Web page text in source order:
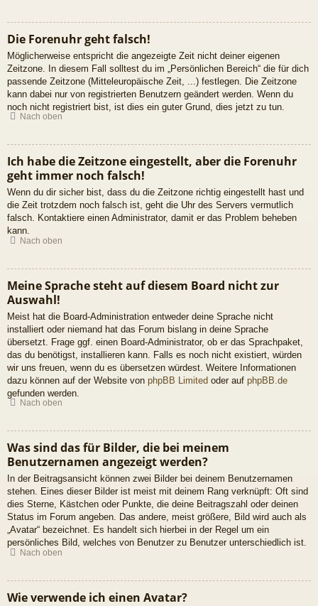
Die Forenuhr geht falsch!
Möglicherweise entspricht die angezeigte Zeit nicht deiner eigenen
Zeitzone. In diesem Fall solltest du im „Persönlichen Bereich“ die für dich
passende Zeitzone (Mitteleuropäische Zeit, ...) festlegen. Die Zeitzone
kann dabei nur von registrierten Benutzern geändert werden. Wenn du
noch nicht registriert bist, ist dies ein guter Grund, dies jetzt zu tun.
Nach oben
Ich habe die Zeitzone eingestellt, aber die Forenuhr
geht immer noch falsch!
Wenn du dir sicher bist, dass du die Zeitzone richtig eingestellt hast und
die Zeit trotzdem noch falsch ist, geht die Uhr des Servers vermutlich
falsch. Kontaktiere einen Administrator, damit er das Problem beheben
kann.
Nach oben
Meine Sprache steht auf diesem Board nicht zur
Auswahl!
Meist hat die Board-Administration entweder deine Sprache nicht
installiert oder niemand hat das Forum bislang in deine Sprache
übersetzt. Frage ggf. einen Board-Administrator, ob er das Sprachpaket,
das du benötigst, installieren kann. Falls es noch nicht existiert, würden
wir uns freuen, wenn du es übersetzen würdest. Weitere Informationen
dazu können auf der Website von phpBB Limited oder auf phpBB.de
gefunden werden.
Nach oben
Was sind das für Bilder, die bei meinem
Benutzernamen angezeigt werden?
In der Beitragsansicht können zwei Bilder bei deinem Benutzernamen
stehen. Eines dieser Bilder ist meist mit deinem Rang verknüpft: Oft sind
dies Sterne, Kästchen oder Punkte, die deine Beitragszahl oder deinen
Status im Forum angeben. Das andere, meist größere, Bild wird auch als
„Avatar“ bezeichnet. Es handelt sich hierbei in der Regel um ein
persönliches Bild, welches von Benutzer zu Benutzer unterschiedlich ist.
Nach oben
Wie verwende ich einen Avatar?